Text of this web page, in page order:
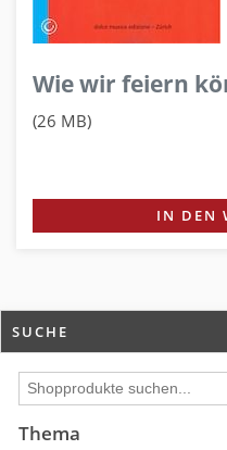
Wie wir feiern
(26 MB)
IN DEN
SUCHE
Thema